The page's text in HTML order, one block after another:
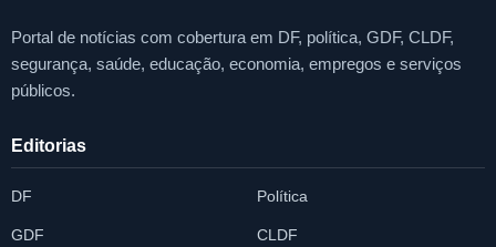
Portal de notícias com cobertura em DF, política, GDF, CLDF,
segurança, saúde, educação, economia, empregos e serviços
públicos.
Editorias
DF Política
GDF CLDF